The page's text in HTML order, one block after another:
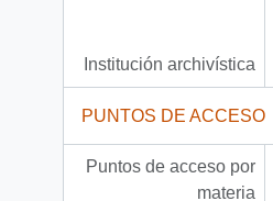
Institución archivística
PUNTOS DE ACCESO
Puntos de acceso por
materia